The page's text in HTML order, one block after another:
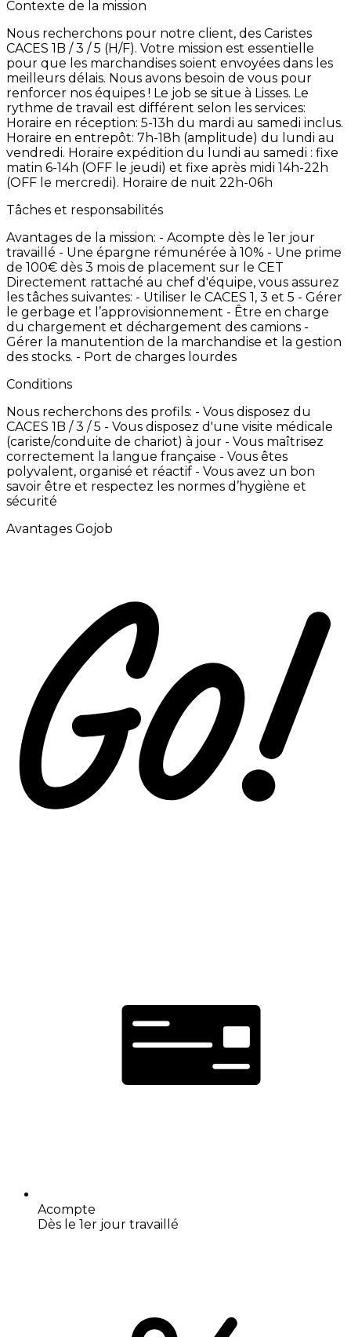
Contexte de la mission
Nous recherchons pour notre client, des Caristes
CACES 1B /3 /5 (H/F). Votre mission est essentielle
pour que les marchandises soient envoyées dans les
meilleurs délais. Nous avons besoin de vous pour
renforcer nos équipes ! Le job se situe à Lisses. Le
rythme de travail est différent selon les services:
Horaire en réception: 5-13h du mardi au samedi inclus.
Horaire en entrepôt: 7h-18h (amplitude) du lundi au
vendredi. Horaire expédition du lundi au samedi : fixe
matin 6-14h (OFF le jeudi) et fixe après midi 14h-22h
(OFF le mercredi). Horaire de nuit 22h-06h
Tâches et responsabilités
Avantages de la mission: - Acompte dès le 1er jour
travaillé - Une épargne rémunérée à 10% - Une prime
de 100€ dès 3 mois de placement sur le CET
Directement rattaché au chef d'équipe, vous assurez
les tâches suivantes: - Utiliser le CACES 1, 3 et 5 - Gérer
le gerbage et l’approvisionnement - Être en charge
du chargement et déchargement des camions -
Gérer la manutention de la marchandise et la gestion
des stocks. - Port de charges lourdes
Conditions
Nous recherchons des profils: - Vous disposez du
CACES 1B /3 /5 - Vous disposez d'une visite médicale
(cariste/conduite de chariot) à jour - Vous maîtrisez
correctement la langue française - Vous êtes
polyvalent, organisé et réactif - Vous avez un bon
savoir être et respectez les normes d’hygiène et
sécurité
Avantages Gojob
Acompte
Dès le 1er jour travaillé